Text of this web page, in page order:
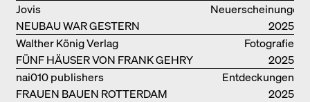
Neuerscheinungen
NEUBAU WAR GESTERN
Jovis
2025
Fotografie
FÜNF HÄUSER VON FRANK GEHRY
Walther König Verlag
2025
Entdeckungen
FRAUEN BAUEN ROTTERDAM
nai010 publishers
2025